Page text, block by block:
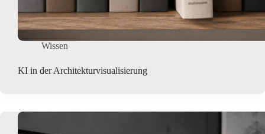
Wissen
KI in der Architekturvisualisierung